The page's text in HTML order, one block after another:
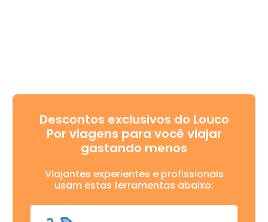
Descontos exclusivos do Louco
Por viagens para você viajar
gastando menos
Viajantes experientes e profissionais
usam estas ferramentas abaixo: